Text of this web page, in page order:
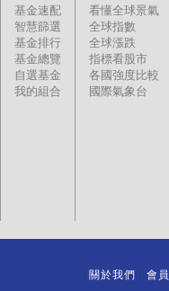
基金速配
智慧篩選
基金排行
基金總覽
自選基金
我的組合
看懂全球景氣
全球指數
全球漲跌
指標看股市
各國強度比較
國際氣象台
關於我們 會